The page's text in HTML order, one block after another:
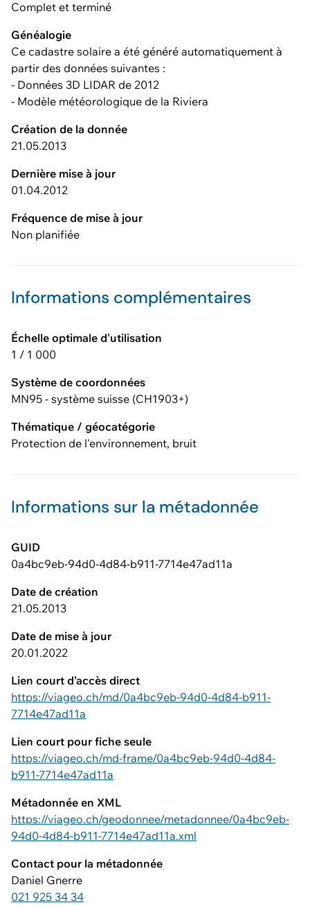
Complet et terminé
Généalogie
Ce cadastre solaire a été généré automatiquement à
partir des données suivantes :
- Données 3D LIDAR de 2012
- Modèle météorologique de la Riviera
Création de la donnée
21.05.2013
Dernière mise à jour
01.04.2012
Fréquence de mise à jour
Non planifiée
Informations complémentaires
Échelle optimale d'utilisation
1 / 1 000
Système de coordonnées
MN95 - système suisse (CH1903+)
Thématique / géocatégorie
Protection de l'environnement, bruit
Informations sur la métadonnée
GUID
0a4bc9eb-94d0-4d84-b911-7714e47ad11a
Date de création
21.05.2013
Date de mise à jour
20.01.2022
Lien court d'accès direct
https://viageo.ch/md/0a4bc9eb-94d0-4d84-b911-
7714e47ad11a
Lien court pour fiche seule
https://viageo.ch/md-frame/0a4bc9eb-94d0-4d84-
b911-7714e47ad11a
Métadonnée en XML
https://viageo.ch/geodonnee/metadonnee/0a4bc9eb-
94d0-4d84-b911-7714e47ad11a.xml
Contact pour la métadonnée
Daniel Gnerre
021 925 34 34